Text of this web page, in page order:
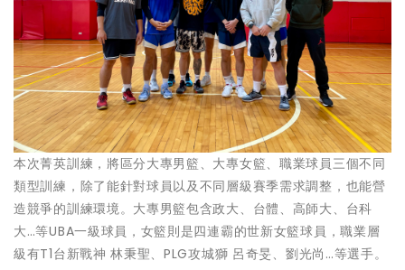
本次菁英訓練，將區分大專男籃、大專女籃、職業球員三個不同
類型訓練，除了能針對球員以及不同層級賽季需求調整，也能營
造競爭的訓練環境。大專男籃包含政大、台體、高師大、台科
大…等UBA一級球員，女籃則是四連霸的世新女籃球員，職業層
級有T1台新戰神 林秉聖、PLG攻城獅 呂奇旻、劉光尚…等選手。